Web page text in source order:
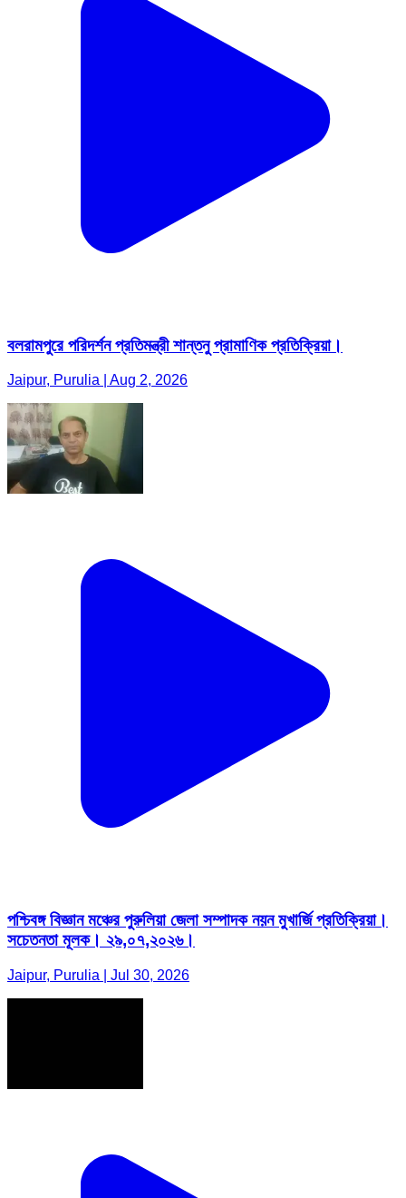
বলরামপুরে পরিদর্শন প্রতিমন্ত্রী শান্তনু প্রামাণিক প্রতিক্রিয়া।
Jaipur, Purulia | Aug 2, 2026
পশ্চিবঙ্গ বিজ্ঞান মঞ্চের পুরুলিয়া জেলা সম্পাদক নয়ন মুখার্জি প্রতিক্রিয়া।
সচেতনতা মূলক। ২৯,০৭,২০২৬।
Jaipur, Purulia | Jul 30, 2026